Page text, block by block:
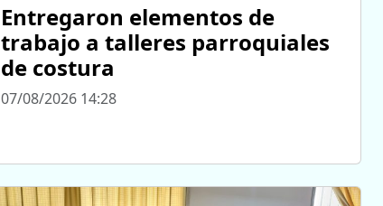
Entregaron elementos de
trabajo a talleres parroquiales
de costura
07/08/2026 14:28